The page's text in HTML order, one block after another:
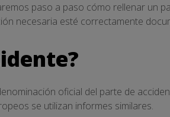
paso a paso cómo rellenar un
necesaria esté correctamente
oficial del parte de
se utilizan informes similares.